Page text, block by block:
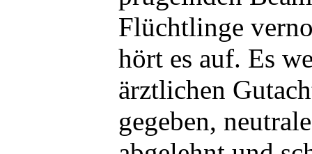
Flüchtlinge
hört es auf. Es
ärztlichen
gegeben,